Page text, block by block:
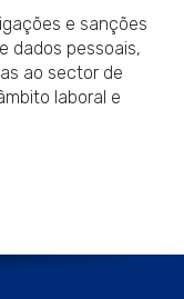
e sanções
dados pessoais,
ao sector de
laboral e